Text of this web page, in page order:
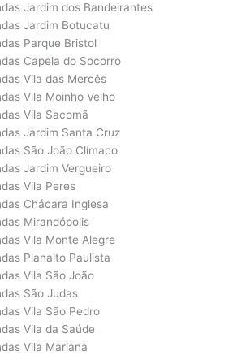
Jardim dos Bandeirantes
Jardim Botucatu
Parque Bristol
Capela do Socorro
Vila das Mercês
Vila Moinho Velho
Vila Sacomã
Jardim Santa Cruz
São João Clímaco
Jardim Vergueiro
Vila Peres
Chácara Inglesa
Mirandópolis
Vila Monte Alegre
Planalto Paulista
Vila São João
São Judas
Vila São Pedro
Vila da Saúde
Vila Mariana